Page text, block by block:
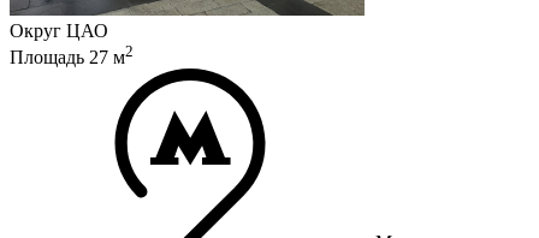
Округ ЦАО
Площадь 27 м2